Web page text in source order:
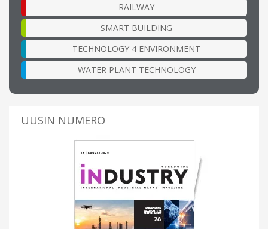
RAILWAY
SMART BUILDING
TECHNOLOGY 4 ENVIRONMENT
WATER PLANT TECHNOLOGY
UUSIN NUMERO